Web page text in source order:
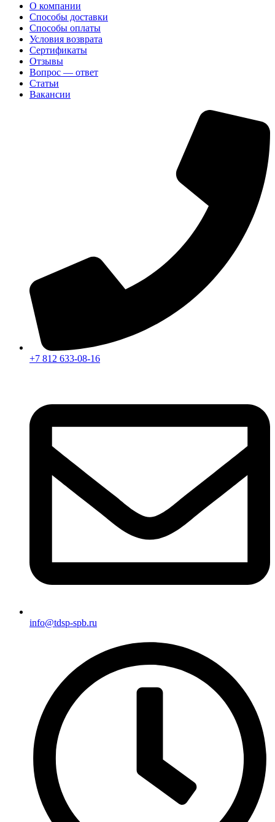
О компании
Способы доставки
Способы оплаты
Условия возврата
Сертификаты
Отзывы
Вопрос — ответ
Статьи
Вакансии
+7 812 633-08-16
info@tdsp-spb.ru